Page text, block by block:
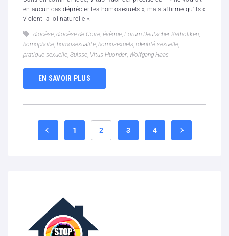
en aucun cas déprécier les homosexuels », mais affirme qu'ils «
violent la loi naturelle ».
diocèse diocèse de Coire évêque Forum Deutscher Katholiken
homophobe homosexualite homosexuels identité sexuelle
pratique sexuelle Suisse Vitus Huonder Wolfgang Haas
EN SAVOIR PLUS
1 2 3 4